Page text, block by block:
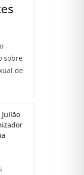
sobre
de